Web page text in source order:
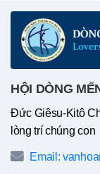
HỘI DÒNG
Đức Giêsu-Kitô
lòng trí chúng con
Email: